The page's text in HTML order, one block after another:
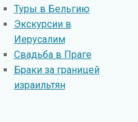
Туры в Бельгию
Экскурсии в
Иерусалим
Свадьба в Праге
Браки за границей
израильтян